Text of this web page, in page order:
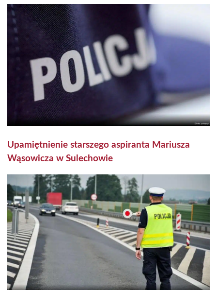
Upamiętnienie starszego aspiranta Mariusza
Wąsowicza w Sulechowie